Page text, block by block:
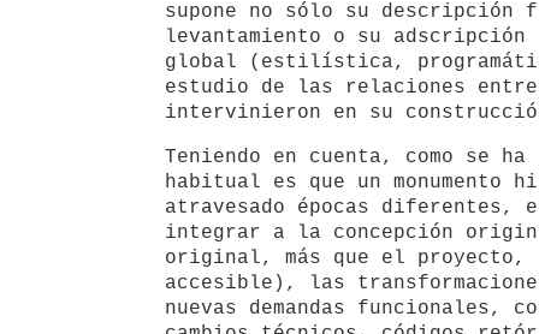
supone no sólo su
levantamiento o su adscripción
global (estilística,
estudio de las relaciones
intervinieron en su
Teniendo en cuenta, como se
habitual es que un monumento
atravesado épocas diferentes,
integrar a la concepción
original, más que el proyecto,
accesible), las
nuevas demandas funcionales,